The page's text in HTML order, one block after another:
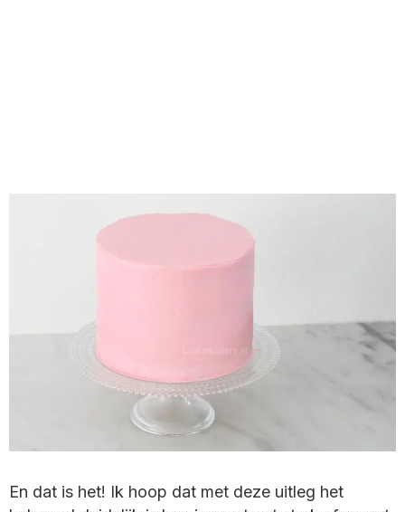
En dat is het! Ik hoop dat met deze uitleg het